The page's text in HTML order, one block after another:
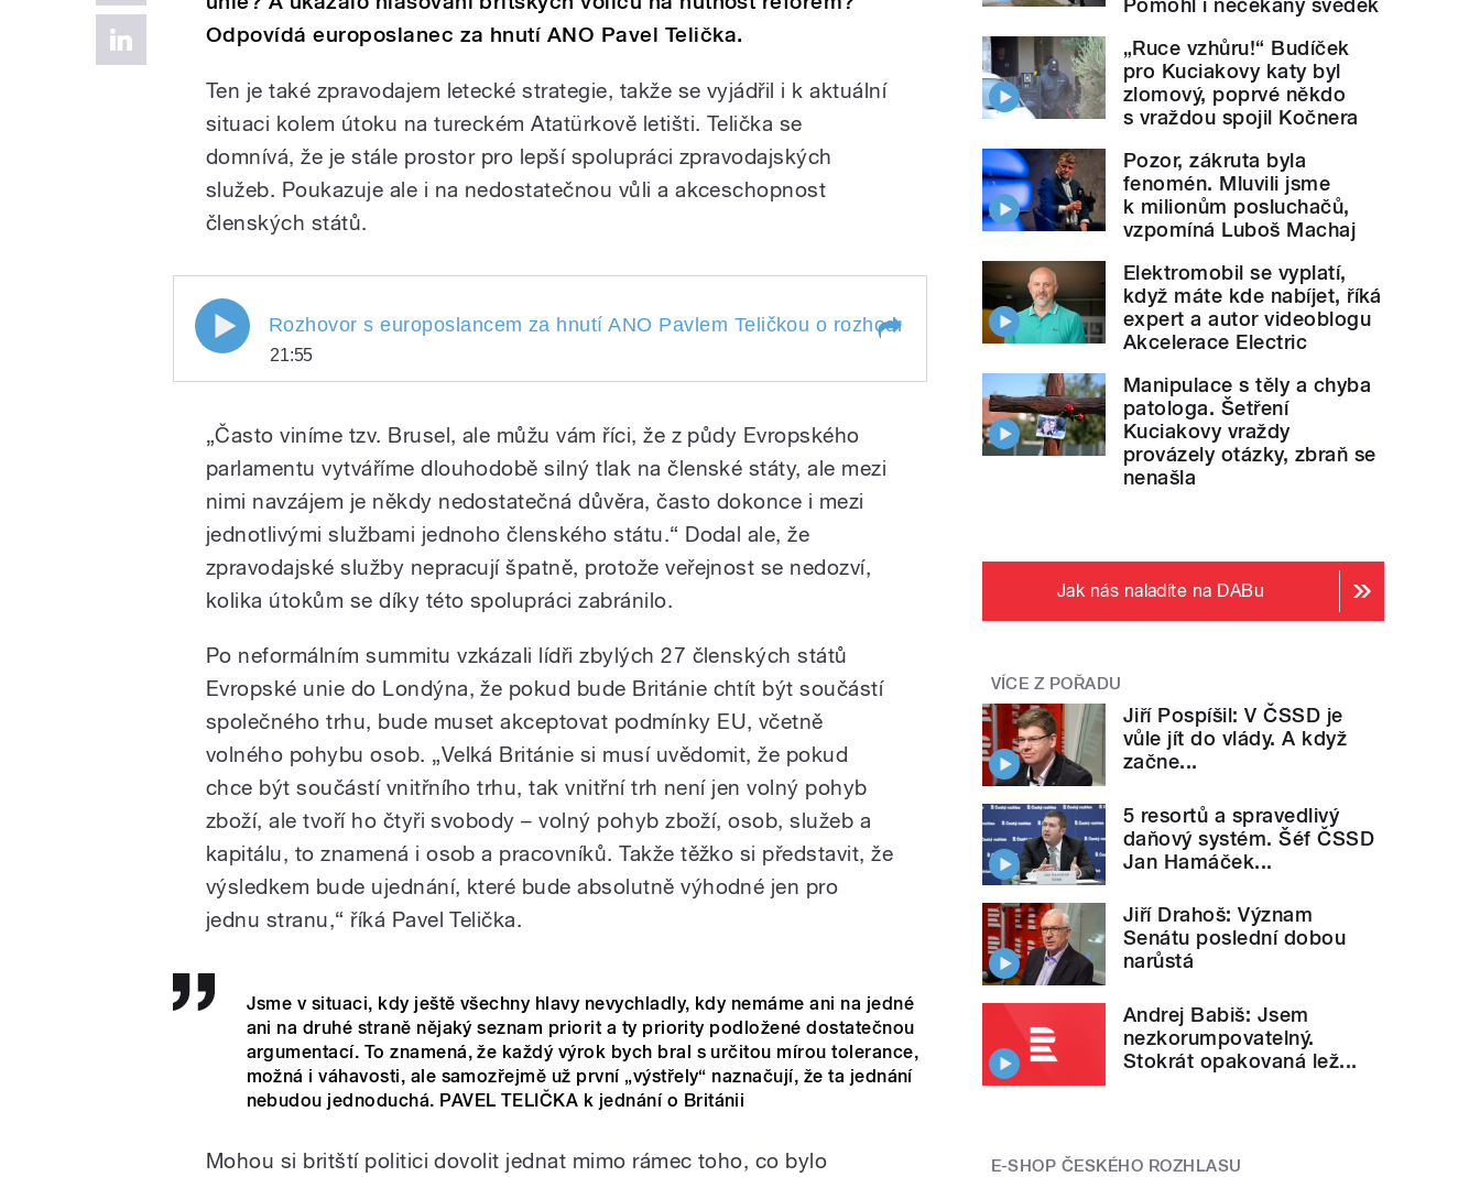
Odpovídá europoslanec za hnutí ANO Pavel Telička.
Ten je také zpravodajem letecké strategie, takže se vyjádřil i k aktuální
situaci kolem útoku na tureckém Atatürkově letišti. Telička se
domnívá, že je stále prostor pro lepší spolupráci zpravodajských
služeb. Poukazuje ale i na nedostatečnou vůli a akceschopnost
členských států.
pause
Rozhovor s europoslancem za hnutí ANO Pavlem Teličkou o rozhodnutí Britů opustit Evropskou unii, o bezpečnosti a
21:55
Pavlem Teličkou o rozhodnutí Britů opustit
Evropskou unii, o bezpečnosti a
předcházení teroristickým útokům i o
zlepšování fungování EU. Moderuje
Karolína
Koubová.
„Často viníme tzv. Brusel, ale můžu vám říci, že z půdy Evropského
parlamentu vytváříme dlouhodobě silný tlak na členské státy, ale mezi
nimi navzájem je někdy nedostatečná důvěra, často dokonce i mezi
jednotlivými službami jednoho členského státu.“ Dodal ale, že
zpravodajské služby nepracují špatně, protože veřejnost se nedozví,
kolika útokům se díky této spolupráci zabránilo.
Po neformálním summitu vzkázali lídři zbylých 27 členských států
Evropské unie do Londýna, že pokud bude Británie chtít být součástí
společného trhu, bude muset akceptovat podmínky EU, včetně
volného pohybu osob. „Velká Británie si musí uvědomit, že pokud
chce být součástí vnitřního trhu, tak vnitřní trh není jen volný pohyb
zboží, ale tvoří ho čtyři svobody – volný pohyb zboží, osob, služeb a
kapitálu, to znamená i osob a pracovníků. Takže těžko si představit, že
výsledkem bude ujednání, které bude absolutně výhodné jen pro
jednu stranu,“ říká Pavel Telička.
Jsme v situaci, kdy ještě všechny hlavy nevychladly, kdy nemáme ani na jedné
ani na druhé straně nějaký seznam priorit a ty priority podložené dostatečnou
argumentací. To znamená, že každý výrok bych bral s určitou mírou tolerance,
možná i váhavosti, ale samozřejmě už první „výstřely“ naznačují, že ta jednání
nebudou jednoduchá. PAVEL TELIČKA k jednání o Británii
Mohou si britští politici dovolit jednat mimo rámec toho, co bylo
Pomohl i nečekaný svědek
„Ruce vzhůru!“ Budíček
pro Kuciakovy katy byl
zlomový, poprvé někdo
s vraždou spojil Kočnera
Pozor, zákruta byla
fenomén. Mluvili jsme
k milionům posluchačů,
vzpomíná Luboš Machaj
Elektromobil se vyplatí,
když máte kde nabíjet, říká
expert a autor videoblogu
Akcelerace Electric
Manipulace s těly a chyba
patologa. Šetření
Kuciakovy vraždy
provázely otázky, zbraň se
nenašla
Jak nás naladíte na DABu
VÍCE Z POŘADU
Jiří Pospíšil: V ČSSD je
vůle jít do vlády. A když
začne...
5 resortů a spravedlivý
daňový systém. Šéf ČSSD
Jan Hamáček...
Jiří Drahoš: Význam
Senátu poslední dobou
narůstá
Andrej Babiš: Jsem
nezkorumpovatelný.
Stokrát opakovaná lež...
E-SHOP ČESKÉHO ROZHLASU